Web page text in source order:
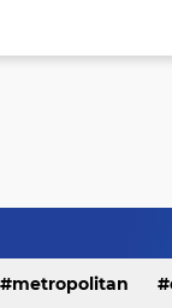
metropolitan